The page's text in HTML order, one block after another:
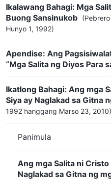
Ikalawang Bahagi: Mga
Buong Sansinukob
Hunyo 1, 1992)
Apendise: Ang
“Mga Salita ng Diyos Para
Ikatlong Bahagi: Ang mga
Siya ay Naglakad sa Gitna
1992 hanggang Marso 23, 2010)
Panimula
Ang mga Salita ni Cristo
Naglakad sa Gitna ng